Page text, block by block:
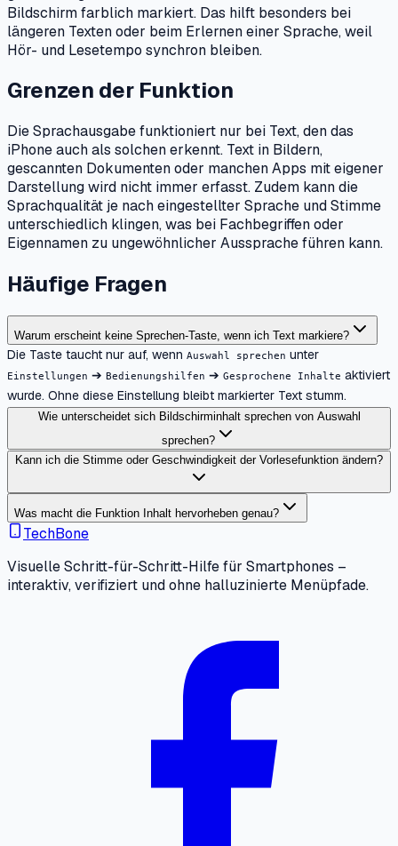
Bildschirm farblich markiert. Das hilft besonders bei
längeren Texten oder beim Erlernen einer Sprache, weil
Hör- und Lesetempo synchron bleiben.
Grenzen der Funktion
Die Sprachausgabe funktioniert nur bei Text, den das
iPhone auch als solchen erkennt. Text in Bildern,
gescannten Dokumenten oder manchen Apps mit eigener
Darstellung wird nicht immer erfasst. Zudem kann die
Sprachqualität je nach eingestellter Sprache und Stimme
unterschiedlich klingen, was bei Fachbegriffen oder
Eigennamen zu ungewöhnlicher Aussprache führen kann.
Häufige Fragen
Warum erscheint keine Sprechen-Taste, wenn ich Text markiere?
Die Taste taucht nur auf, wenn Auswahl sprechen unter
Einstellungen ➔ Bedienungshilfen ➔ Gesprochene Inhalte aktiviert
wurde. Ohne diese Einstellung bleibt markierter Text stumm.
Wie unterscheidet sich Bildschirminhalt sprechen von Auswahl
sprechen?
Kann ich die Stimme oder Geschwindigkeit der Vorlesefunktion ändern?
Was macht die Funktion Inhalt hervorheben genau?
TechBone
Visuelle Schritt-für-Schritt-Hilfe für Smartphones –
interaktiv, verifiziert und ohne halluzinierte Menüpfade.